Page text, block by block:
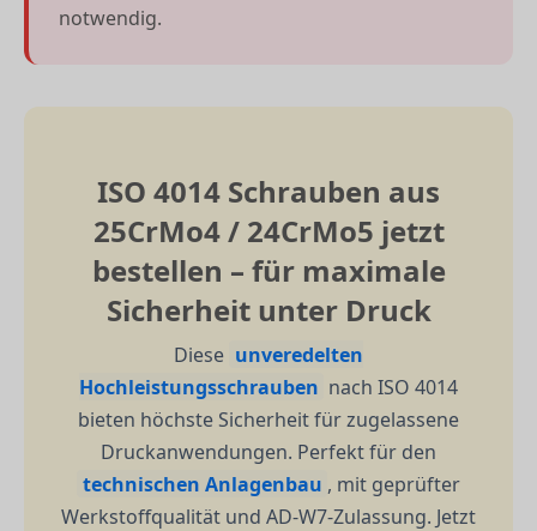
notwendig.
ISO 4014 Schrauben aus
25CrMo4 / 24CrMo5 jetzt
bestellen – für maximale
Sicherheit unter Druck
Diese unveredelten
Hochleistungsschrauben nach ISO 4014
bieten höchste Sicherheit für zugelassene
Druckanwendungen. Perfekt für den
technischen Anlagenbau , mit geprüfter
Werkstoffqualität und AD-W7-Zulassung. Jetzt